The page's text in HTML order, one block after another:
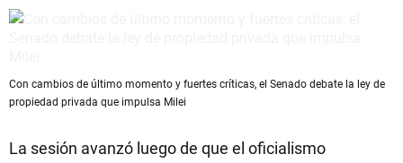
Con cambios de último momento y fuertes críticas, el Senado debate la ley de
propiedad privada que impulsa Milei
La sesión avanzó luego de que el oficialismo